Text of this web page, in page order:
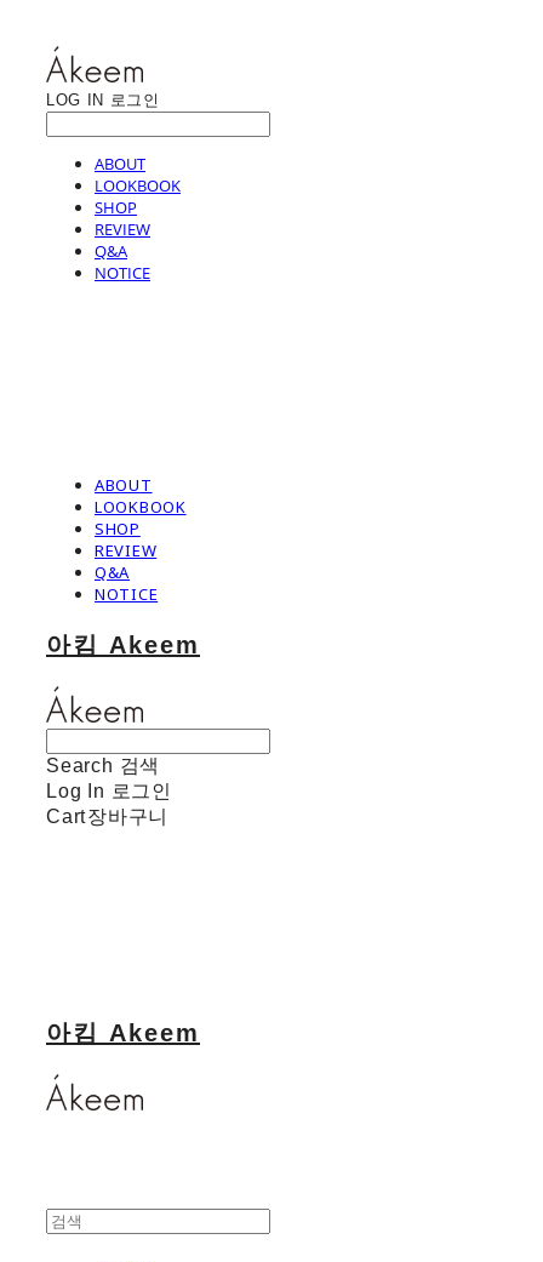
LOG IN 로그인
ABOUT
LOOKBOOK
SHOP
REVIEW
Q&A
NOTICE
ABOUT
LOOKBOOK
SHOP
REVIEW
Q&A
NOTICE
아킴 Akeem
Search 검색
Log In 로그인
Cart장바구니
아킴 Akeem